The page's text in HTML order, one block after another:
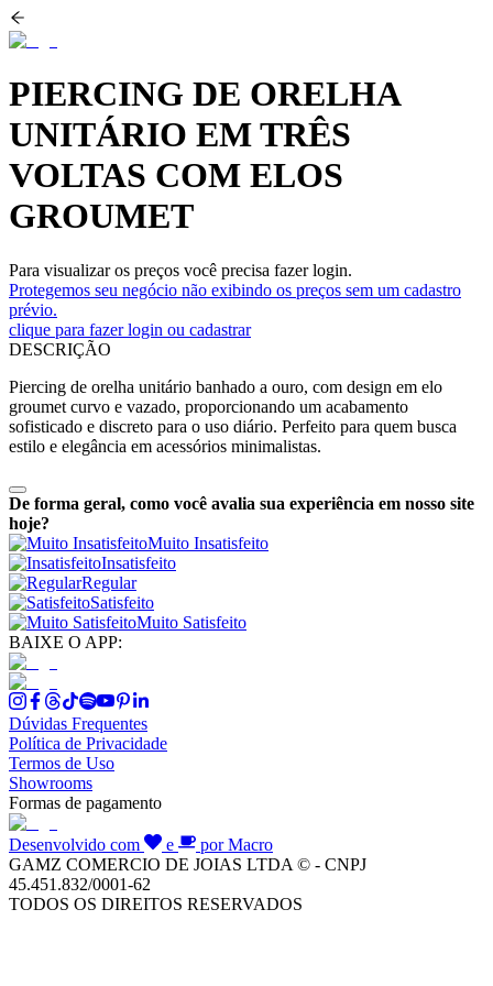
PIERCING DE ORELHA
UNITÁRIO EM TRÊS
VOLTAS COM ELOS
GROUMET
Para visualizar os preços você precisa fazer login.
Protegemos seu negócio não exibindo os preços sem um cadastro
prévio.
clique para fazer login ou cadastrar
DESCRIÇÃO
Piercing de orelha unitário banhado a ouro, com design em elo
groumet curvo e vazado, proporcionando um acabamento
sofisticado e discreto para o uso diário. Perfeito para quem busca
estilo e elegância em acessórios minimalistas.
De forma geral, como você avalia sua experiência em nosso site
hoje?
Muito Insatisfeito
Insatisfeito
Regular
Satisfeito
Muito Satisfeito
BAIXE O APP:
Dúvidas Frequentes
Política de Privacidade
Termos de Uso
Showrooms
Formas de pagamento
Desenvolvido com e
por Macro
GAMZ COMERCIO DE JOIAS LTDA © - CNPJ
45.451.832/0001-62
TODOS OS DIREITOS RESERVADOS